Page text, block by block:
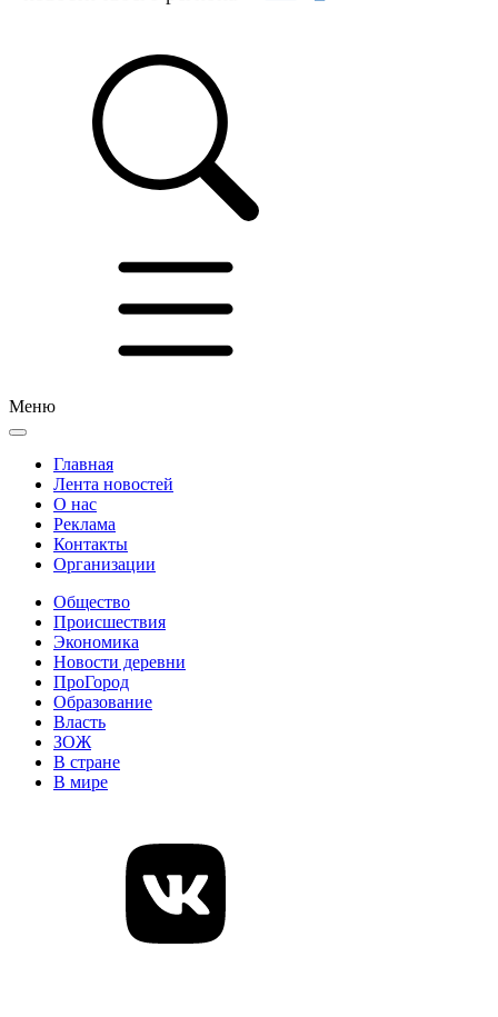
Меню
Главная
Лента новостей
О нас
Реклама
Контакты
Организации
Общество
Происшествия
Экономика
Новости деревни
ПроГород
Образование
Власть
ЗОЖ
В стране
В мире